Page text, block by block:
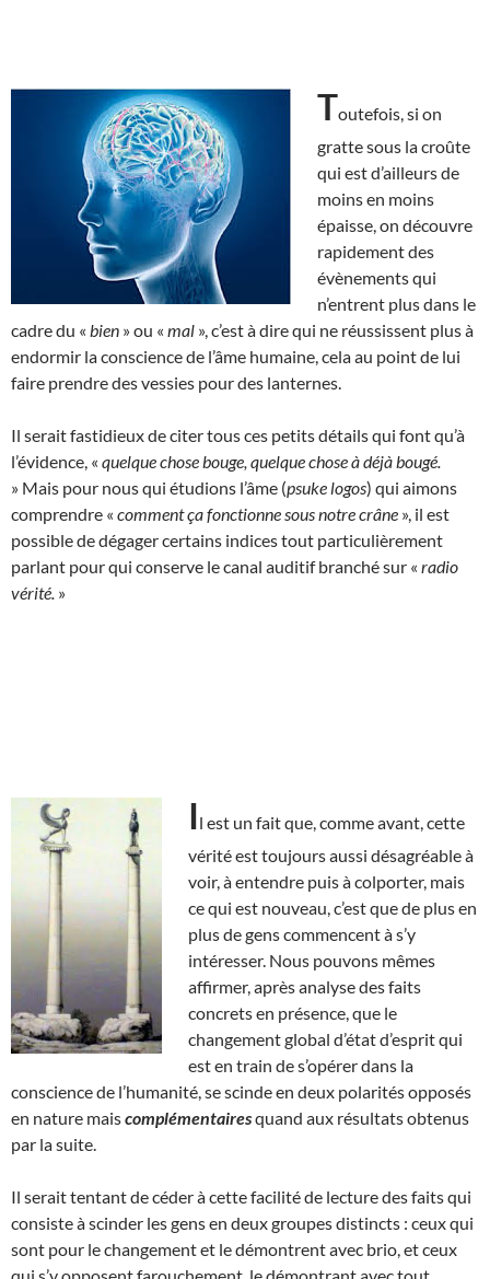
Toutefois, si on
gratte sous la croûte
qui est d’ailleurs de
moins en moins
épaisse, on découvre
rapidement des
évènements qui
n’entrent plus dans le
cadre du « bien » ou « mal », c’est à dire qui ne réussissent plus à
endormir la conscience de l’âme humaine, cela au point de lui
faire prendre des vessies pour des lanternes.
Il serait fastidieux de citer tous ces petits détails qui font qu’à
l’évidence, « quelque chose bouge, quelque chose à déjà bougé.
» Mais pour nous qui étudions l’âme (psuke logos) qui aimons
comprendre « comment ça fonctionne sous notre crâne », il est
possible de dégager certains indices tout particulièrement
parlant pour qui conserve le canal auditif branché sur « radio
vérité. »
Il est un fait que, comme avant, cette
vérité est toujours aussi désagréable à
voir, à entendre puis à colporter, mais
ce qui est nouveau, c’est que de plus en
plus de gens commencent à s’y
intéresser. Nous pouvons mêmes
affirmer, après analyse des faits
concrets en présence, que le
changement global d’état d’esprit qui
est en train de s’opérer dans la
conscience de l’humanité, se scinde en deux polarités opposés
en nature maiscomplémentairesquand aux résultats obtenus
par la suite.
Il serait tentant de céder à cette facilité de lecture des faits qui
consiste à scinder les gens en deux groupes distincts : ceux qui
sont pour le changement et le démontrent avec brio, et ceux
qui s’y opposent farouchement, le démontrant avec tout